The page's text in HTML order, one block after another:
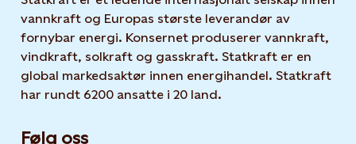
vannkraft og Europas største leverandør av
fornybar energi. Konsernet produserer vannkraft,
vindkraft, solkraft og gasskraft. Statkraft er en
global markedsaktør innen energihandel. Statkraft
har rundt 6200 ansatte i 20 land.
Følg oss